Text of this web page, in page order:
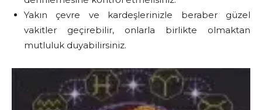
Yakın çevre ve kardeşlerinizle beraber güzel
vakitler geçirebilir, onlarla birlikte olmaktan
mutluluk duyabilirsiniz.